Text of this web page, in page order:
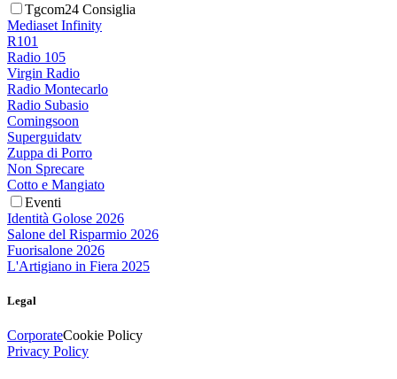
Tgcom24 Consiglia
Mediaset Infinity
R101
Radio 105
Virgin Radio
Radio Montecarlo
Radio Subasio
Comingsoon
Superguidatv
Zuppa di Porro
Non Sprecare
Cotto e Mangiato
Eventi
Identità Golose 2026
Salone del Risparmio 2026
Fuorisalone 2026
L'Artigiano in Fiera 2025
Legal
CorporateCookie Policy
Privacy Policy